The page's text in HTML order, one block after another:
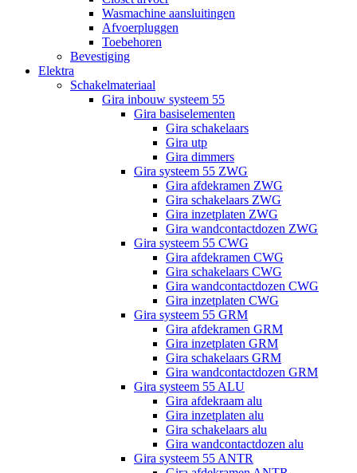
Wasmachine aansluitingen
Afvoerpluggen
Toebehoren
Bevestiging
Elektra
Schakelmateriaal
Gira inbouw systeem 55
Gira basiselementen
Gira schakelaars
Gira utp
Gira dimmers
Gira systeem 55 ZWG
Gira afdekramen ZWG
Gira schakelaars ZWG
Gira inzetplaten ZWG
Gira wandcontactdozen ZWG
Gira systeem 55 CWG
Gira afdekramen CWG
Gira schakelaars CWG
Gira wandcontactdozen CWG
Gira inzetplaten CWG
Gira systeem 55 GRM
Gira afdekramen GRM
Gira inzetplaten GRM
Gira schakelaars GRM
Gira wandcontactdozen GRM
Gira systeem 55 ALU
Gira afdekraam alu
Gira inzetplaten alu
Gira schakelaars alu
Gira wandcontactdozen alu
Gira systeem 55 ANTR